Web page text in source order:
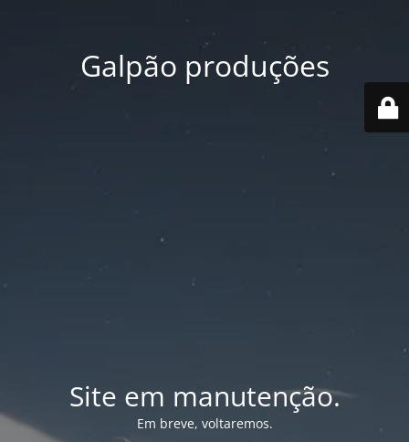
Galpão produções
Site em manutenção.
Em breve, voltaremos.